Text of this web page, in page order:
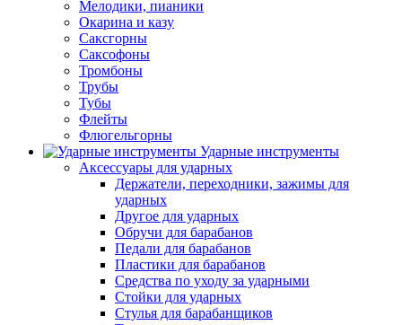
Мелодики, пианики
Окарина и казу
Саксгорны
Саксофоны
Тромбоны
Трубы
Тубы
Флейты
Флюгельгорны
Ударные инструменты
Аксессуары для ударных
Держатели, переходники, зажимы для
ударных
Другое для ударных
Обручи для барабанов
Педали для барабанов
Пластики для барабанов
Средства по уходу за ударными
Стойки для ударных
Стулья для барабанщиков